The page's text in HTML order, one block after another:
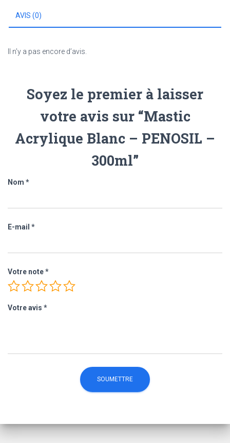
AVIS (0)
Il n’y a pas encore d’avis.
Soyez le premier à laisser
votre avis sur “Mastic
Acrylique Blanc – PENOSIL –
300ml”
Nom *
E-mail *
Votre note*
Votre avis *